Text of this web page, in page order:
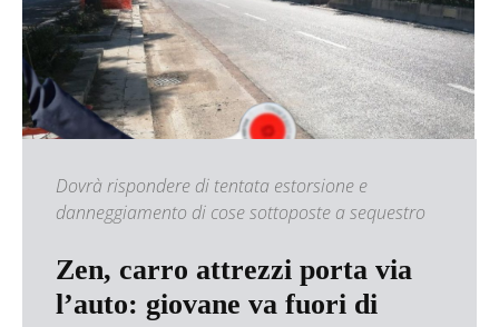
Dovrà rispondere di tentata estorsione e
danneggiamento di cose sottoposte a sequestro
Zen, carro attrezzi porta via
l’auto: giovane va fuori di